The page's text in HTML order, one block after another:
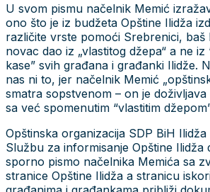
U svom pismu načelnik Memić
ono što je iz budžeta Opštine Ilidža
različite vrste pomoći Srebrenici, baš
novac dao iz „vlastitog džepa“ a ne iz
kase” svih građana i građanki Ilidže.
nas ni to, jer načelnik Memić
smatra sopstvenom – on je
sa već spomenutim “vlastitim
Opštinska organizacija SDP BiH
Službu za informisanje Opštine Ilidža
sporno pismo načelnika Memića sa
stranice Opštine Ilidža a stranicu